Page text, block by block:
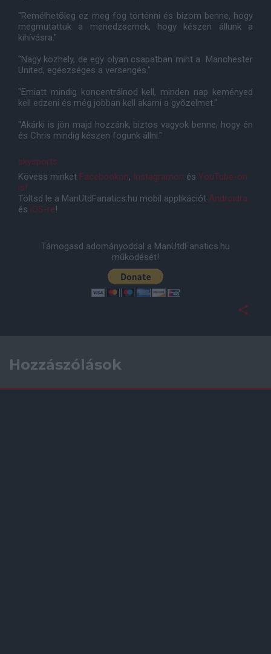
"Remélhetõleg ez meg fog történni és bízom benne, hogy
megmutattuk a menedzsernek, hogy készen állunk a
kihívásra."
"Nagy közhely, de egy olyan csapatban mint a Manchester
United, egészséges a versengés."
"Emiatt mindig koncentrálnod kell, minden nap keményed
kell edzeni és még jobban kell akarni a gyõzelmet."
"Akárki is jön majd hozzánk, biztos vagyok benne, hogy én
és Chris mindig készen fogunk állni."
skysports
Kövess minket Facebookon, Instagramon és YouTube-on
is!
Töltsd le a ManUtdFanatics.hu mobil applikációt Androidra
és iOS-re!
Támogasd adományoddal a ManUtdFanatics.hu
működését!
Hozzászólások